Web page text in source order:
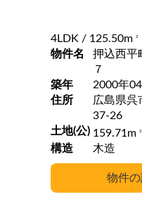
4LDK / 125.50m 2
物件名
押込西
７
築年
2000年04
住所
広島県呉
37-26
土地(公) 159.71m 2
構造 木造